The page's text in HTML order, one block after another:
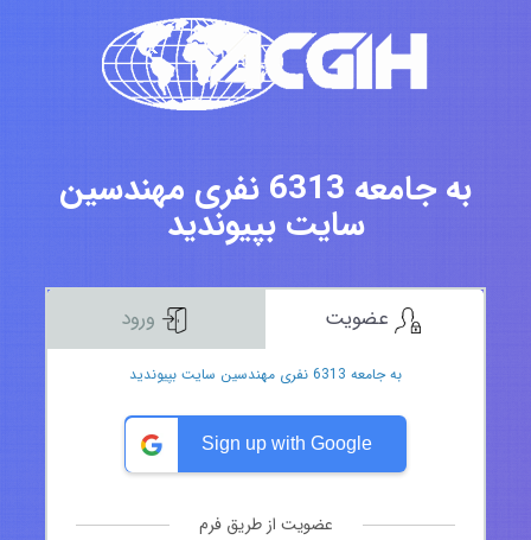
به جامعه 6313 نفری مهندسین
سایت بپیوندید
به جامعه 6313 نفری مهندسین سایت بپیوندید
Sign up with Google
عضویت از طریق فرم